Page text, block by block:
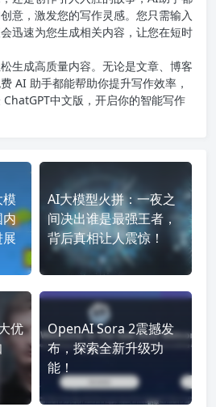
意，激发您的写作灵感。您只需输入
迅速为您生成相关内容，让您在短时
生成高质量内容。无论是文章、博客
AI 助手都能帮助你提升写作效率，
ChatGPT中文版 ，开启你的智能写作
内
AI大模型火拼：一夜之
间决出谁是最强王者，
背后真相让人震惊！
优
OpenAI Sora 2震撼发
布，探索全新升级功
能！